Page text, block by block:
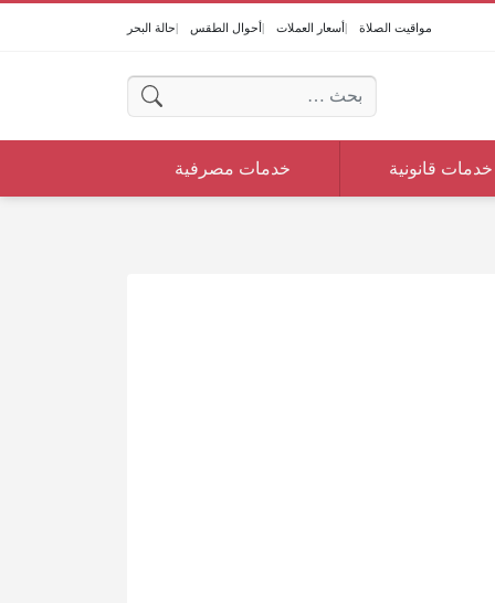
مواقيت الصلاة أسعار العملات أحوال الطقس حالة البحر
البحث عن:
خدمات قانونية خدمات مصرفية